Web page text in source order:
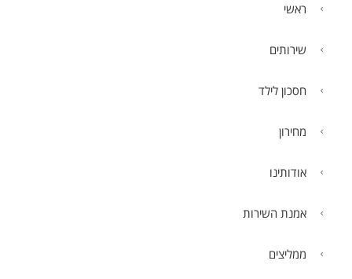
ראשי
שירותים
חסכון לילד
מחירון
אודותינו
אמנת השירות
ממליצים